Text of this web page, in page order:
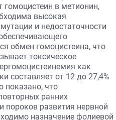
гомоцистеин в метионин,
высокая
и недостаточности
обмен гомоцистеина, что
токсическое
как
составляет от 12 до 27,4%
показано, что
ранних
развития нервной
назначение фолиевой